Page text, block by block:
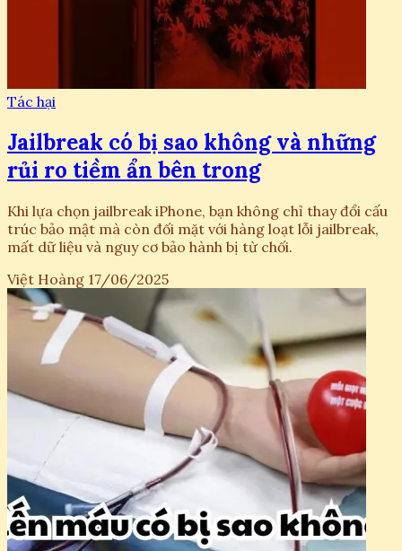
Tác hại
Jailbreak có bị sao không và những
rủi ro tiềm ẩn bên trong
Khi lựa chọn jailbreak iPhone, bạn không chỉ thay đổi cấu
trúc bảo mật mà còn đối mặt với hàng loạt lỗi jailbreak,
mất dữ liệu và nguy cơ bảo hành bị từ chối.
Việt Hoàng 17/06/2025